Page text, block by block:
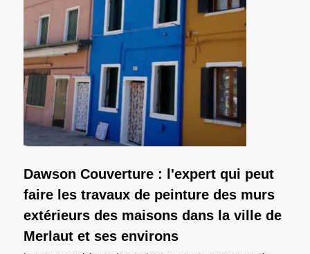
Dawson Couverture : l'expert qui peut
faire les travaux de peinture des murs
extérieurs des maisons dans la ville de
Merlaut et ses environs